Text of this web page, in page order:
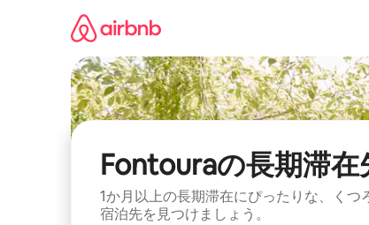
Fontouraの長期滞在
1か月以上の長期滞在にぴったりな、くつ
宿泊先を見つけましょう。